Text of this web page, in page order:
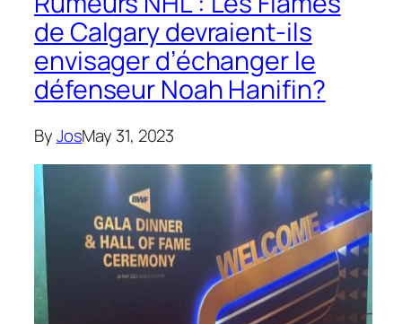
de Calgary devraient-ils
envisager d’échanger le
défenseur Noah Hanifin?
ByJosMay 31, 2023